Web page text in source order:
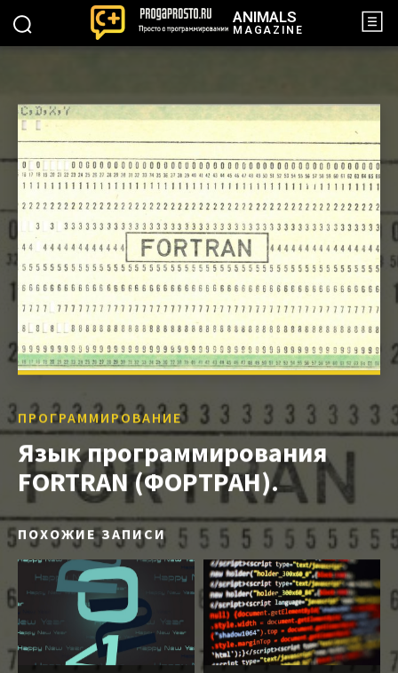
ANIMALS
MAGAZINE
ПРОГРАММИРОВАНИЕ
Язык программирования
FORTRAN (ФОРТРАН).
ПОХОЖИЕ ЗАПИСИ